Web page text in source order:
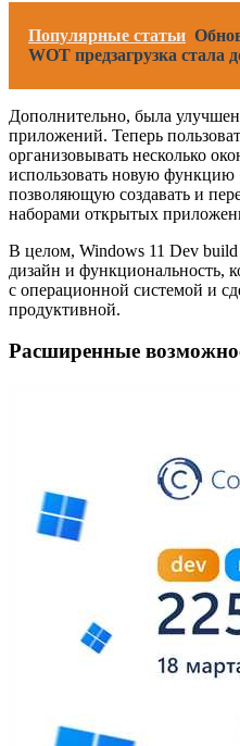
Популярные статьи
WOT предзагрузка стала
Дополнительно, была
приложений. Теперь
организовывать несколько
использовать новую функцию
позволяющую создавать и
наборами открытых
В целом, Windows 11 Dev
дизайн и функциональность,
с операционной системой и
продуктивной.
Расширенные